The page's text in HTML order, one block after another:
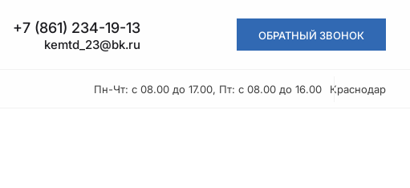
+7 (861) 234-19-13
kemtd_23@bk.ru
ОБРАТНЫЙ ЗВОНОК
Пн-Чт: с 08.00 до 17.00, Пт: с 08.00 до 16.00 Краснодар